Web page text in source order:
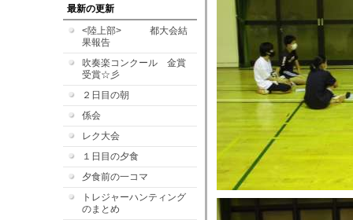
最新の更新
<陸上部> 都大会結
果報告
吹奏楽コンクール 金賞
受賞☆彡
２日目の朝
係会
レク大会
１日目の夕食
夕食前の一コマ
トレジャーハンティング
のまとめ